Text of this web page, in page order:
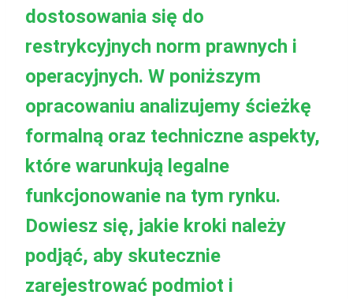
dostosowania się do
restrykcyjnych norm prawnych i
operacyjnych. W poniższym
opracowaniu analizujemy ścieżkę
formalną oraz techniczne aspekty,
które warunkują legalne
funkcjonowanie na tym rynku.
Dowiesz się, jakie kroki należy
podjąć, aby skutecznie
zarejestrować podmiot i